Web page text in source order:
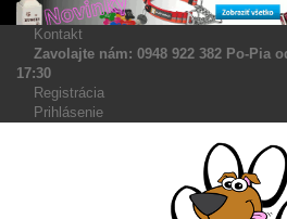
Kontakt
Zavolajte nám: 0948 922 382 Po-Pia
17:30
Registrácia
Prihlásenie